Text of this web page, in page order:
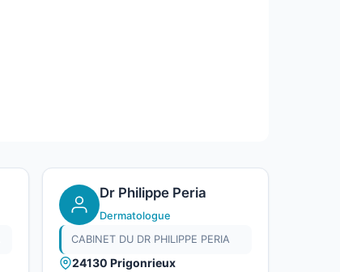
Dr Philippe Peria
Dermatologue
CABINET DU DR PHILIPPE PERIA
24130 Prigonrieux